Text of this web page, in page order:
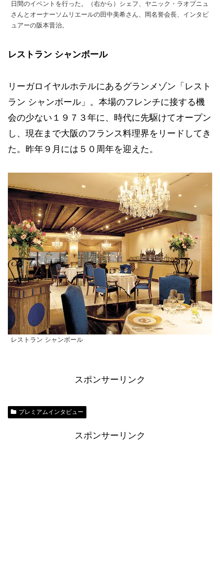
日間のイベントを行った。（右から）シェフ、ヤニック・ラオプニュ
さんとオーナーソムリエールの田中美希さん、岡名誉会長、インタビ
ュアーの阪本晋治。
レストラン シャンボール
リーガロイヤルホテルにあるグランメゾン「レスト
ラン シャンボール」。本場のフレンチに接する機
会の少ない１９７３年に、時代に先駆けてオープン
し、現在まで大阪のフランス料理界をリードしてき
た。昨年９月には５０周年を迎えた。
レストラン シャンボール
スポンサーリンク
プレミアムインタビュー
スポンサーリンク